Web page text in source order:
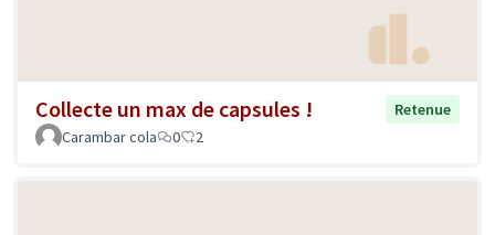
Collecte un max de capsules !
Retenue
Carambar cola
0 2